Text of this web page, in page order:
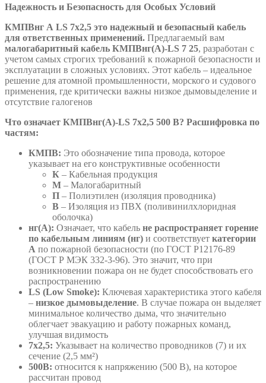
Надежность и Безопасность для Особых Условий
КМПВнг А LS 7х2,5 это надежный и безопасный кабель
для ответственных применений. Предлагаемый вам
малогабаритный кабель КМПВнг(А)-LS 7 25, разработан с
учетом самых строгих требований к пожарной безопасности и
эксплуатации в сложных условиях. Этот кабель – идеальное
решение для атомной промышленности, морского и судового
применения, где критически важны низкое дымовыделение и
отсутствие галогенов
Что означает КМПВнг(А)-LS 7х2,5 500 В? Расшифровка по
частям:
КМПВ: Это обозначение типа провода, которое
указывает на его конструктивные особенности
К – Кабельная продукция
М – Малогабаритный
П – Полиэтилен (изоляция проводника)
В – Изоляция из ПВХ (поливинилхлоридная
оболочка)
нг(А): Означает, что кабель не распространяет горение
по кабельным линиям (нг) и соответствует категории
А по пожарной безопасности (по ГОСТ Р12176-89
(ГОСТ Р МЭК 332-3-96). Это значит, что при
возникновении пожара он не будет способствовать его
распространению
LS (Low Smoke): Ключевая характеристика этого кабеля
– низкое дымовыделение. В случае пожара он выделяет
минимальное количество дыма, что значительно
облегчает эвакуацию и работу пожарных команд,
улучшая видимость
7х2,5: Указывает на количество проводников (7) и их
сечение (2,5 мм²)
500В: относится к напряжению (500 В), на которое
рассчитан провод